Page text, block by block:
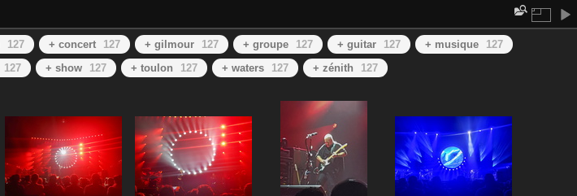
127 + concert 127 + gilmour 127 + groupe 127 + guitar 127 + musique
127
127 + show 127 + toulon 127 + waters 127 + zénith 127